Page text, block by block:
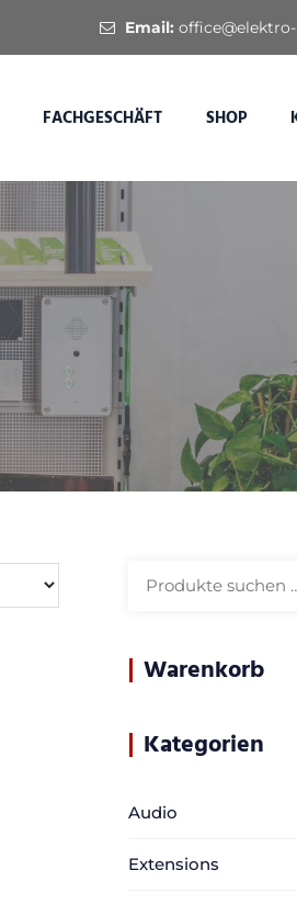
Email:
FACHGESCHÄFT SHOP
Warenkorb
Kategorien
Audio
Extensions